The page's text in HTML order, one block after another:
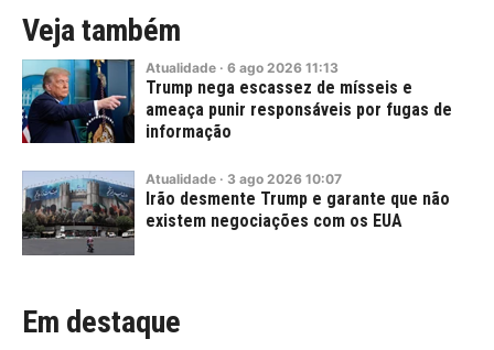
Veja também
Atualidade · 6 ago 2026 11:13
Trump nega escassez de mísseis e
ameaça punir responsáveis por fugas de
informação
Atualidade · 3 ago 2026 10:07
Irão desmente Trump e garante que não
existem negociações com os EUA
Em destaque